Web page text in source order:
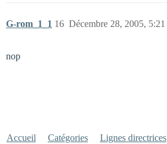
G-rom_1_1 Décembre 28, 2005, 5:21
16
nop
Accueil Catégories Lignes directrices